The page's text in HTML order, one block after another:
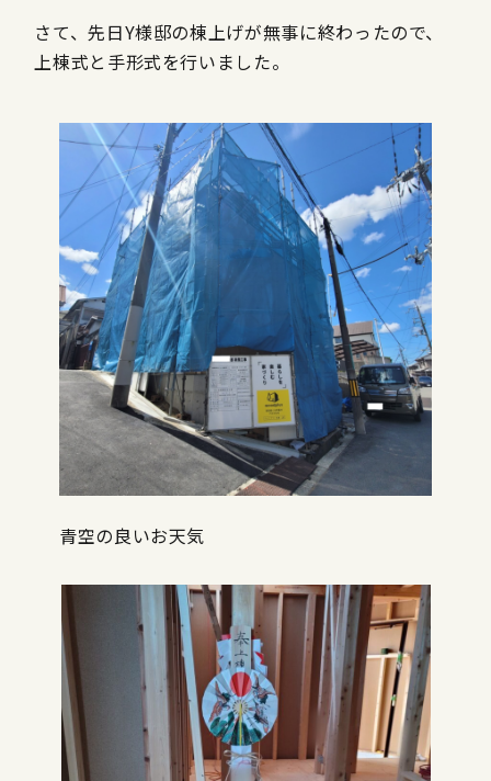
さて、先日Y様邸の棟上げが無事に終わったので、
上棟式と手形式を行いました。
青空の良いお天気